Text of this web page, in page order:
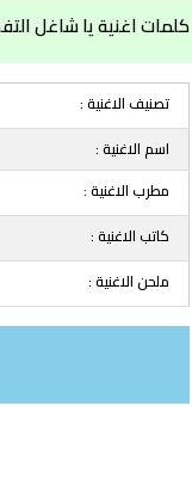
كلمات اغنية يا شاغل
تصنيف الاغنية :
اسم الاغنية :
مطرب الاغنية :
كاتب الاغنية :
ملحن الاغنية :